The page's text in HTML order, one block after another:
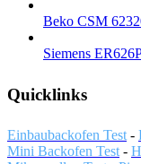
Beko CSM
Siemens
Quicklinks
Einbaubackofen Test -
Mini Backofen Test -